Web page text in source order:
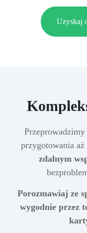
Uzyskaj
Przeprowadzimy
przygotowania
zdalnym
Porozmawiaj ze
wygodnie przez